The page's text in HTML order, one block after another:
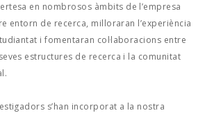
en nombrosos àmbits de l’empresa
entorn de recerca, milloraran l’experiència
i fomentaran col·laboracions entre
estructures de recerca i la comunitat
s’han incorporat a la nostra